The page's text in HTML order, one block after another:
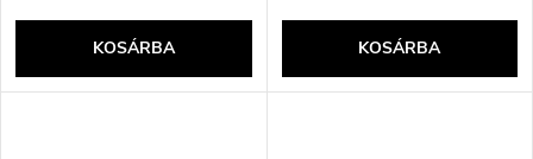
KOSÁRBA KOSÁRBA